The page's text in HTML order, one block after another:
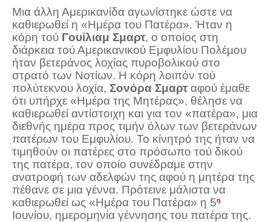
Μια άλλη Αμερικανίδα αγωνίστηκε ώστε να
καθιερωθεί η «Ημέρα του Πατέρα». Ήταν η
κόρη τού Γουίλιαμ Σμαρτ, ο οποίος στη
διάρκεια τού Αμερικανικού Εμφυλίου Πολέμου
ήταν βετεράνος λοχίας πυροβολικού στο
στρατό των Νοτίων. Η κόρη λοιπόν τού
πολύτεκνου λοχία, Σονόρα Σμαρταφού έμαθε
ότι υπήρχε «Ημέρα της Μητέρας», θέλησε να
καθιερωθεί αντίστοιχη και για τον «πατέρα», μια
διεθνής ημέρα προς τιμήν όλων των βετεράνων
πατέρων του Εμφυλίου. Το κίνητρό της ήταν να
τιμηθούν οι πατέρες στο πρόσωπο τού δικού
της πατέρα, τον οποίο συνέδραμε στην
ανατροφή των αδελφών της αφού η μητέρα της
πέθανε σε μια γέννα. Πρότεινε μάλιστα να
καθιερωθεί ως «Ημέρα του Πατέρα» η 5η
Ιουνίου, ημερομηνία γέννησης του πατέρα της.